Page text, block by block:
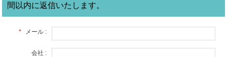
間以内に返信いたします。
* メール :
会社 :